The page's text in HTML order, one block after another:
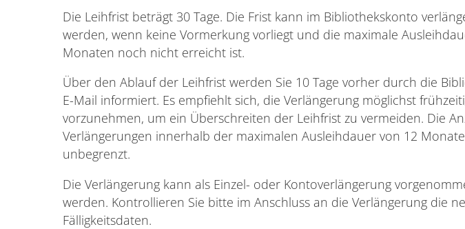
Die Leihfrist beträgt 30 Tage. Die Frist kann im Bibliothekskonto
werden, wenn keine Vormerkung vorliegt und die maximale
Monaten noch nicht erreicht ist.
Über den Ablauf der Leihfrist werden Sie 10 Tage vorher durch die
E-Mail informiert. Es empfiehlt sich, die Verlängerung möglichst
vorzunehmen, um ein Überschreiten der Leihfrist zu vermeiden. Die
Verlängerungen innerhalb der maximalen Ausleihdauer von 12
unbegrenzt.
Die Verlängerung kann als Einzel- oder Kontoverlängerung
werden. Kontrollieren Sie bitte im Anschluss an die Verlängerung die
Fälligkeitsdaten.